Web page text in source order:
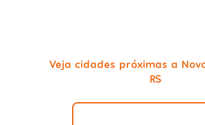
Veja cidades próximas a
RS